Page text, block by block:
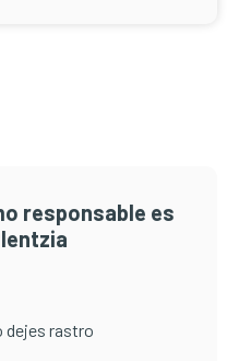
responsable es
dejes rastro